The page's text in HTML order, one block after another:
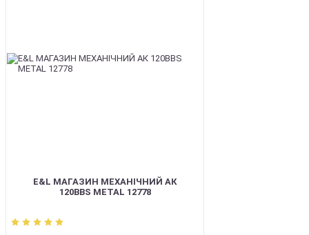
E&L МАГАЗИН МЕХАНІЧНИЙ АК
120BBS METAL 12778